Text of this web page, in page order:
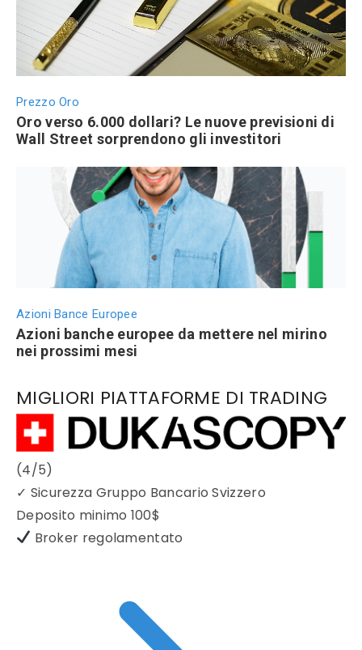
Prezzo Oro
Oro verso 6.000 dollari? Le nuove previsioni di
Wall Street sorprendono gli investitori
Azioni Bance Europee
Azioni banche europee da mettere nel mirino
nei prossimi mesi
MIGLIORI PIATTAFORME DI TRADING
(4/5)
✓ Sicurezza Gruppo Bancario Svizzero
Deposito minimo 100$
Broker regolamentato